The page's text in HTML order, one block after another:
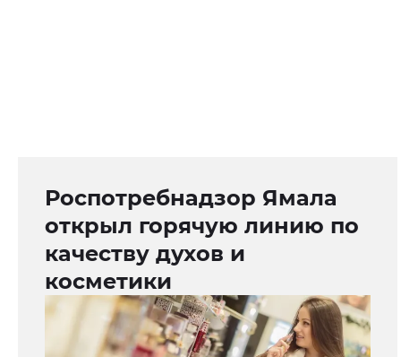
Роспотребнадзор Ямала
открыл горячую линию по
качеству духов и
косметики